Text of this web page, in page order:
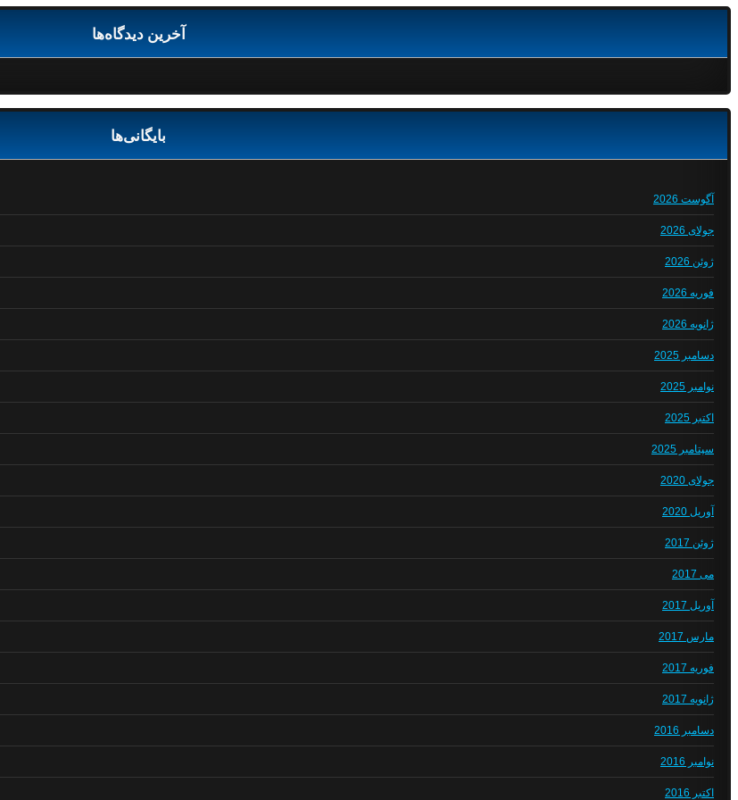
آخرین دیدگاه‌ها
بایگانی‌ها
آگوست 2026
جولای 2026
ژوئن 2026
فوریه 2026
ژانویه 2026
دسامبر 2025
نوامبر 2025
اکتبر 2025
سپتامبر 2025
جولای 2020
آوریل 2020
ژوئن 2017
می 2017
آوریل 2017
مارس 2017
فوریه 2017
ژانویه 2017
دسامبر 2016
نوامبر 2016
اکتبر 2016